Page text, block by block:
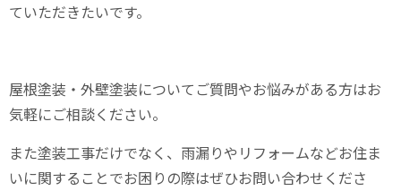
ていただきたいです。
屋根塗装・外壁塗装についてご質問やお悩みがある方はお
気軽にご相談ください。
また塗装工事だけでなく、雨漏りやリフォームなどお住ま
いに関することでお困りの際はぜひお問い合わせくださ